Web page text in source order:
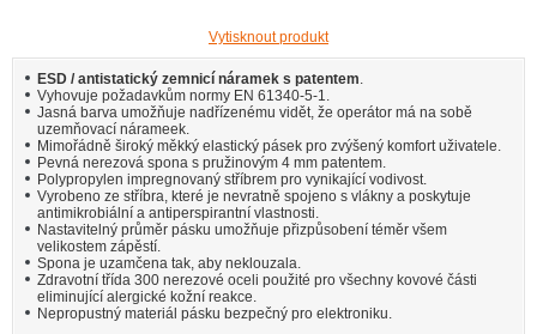
Vytisknout produkt
ESD / antistatický zemnicí náramek s patentem.
Vyhovuje požadavkům normy EN 61340-5-1.
Jasná barva umožňuje nadřízenému vidět, že operátor má na sobě
uzemňovací nárameek.
Mimořádně široký měkký elastický pásek pro zvýšený komfort uživatele.
Pevná nerezová spona s pružinovým 4 mm patentem.
Polypropylen impregnovaný stříbrem pro vynikající vodivost.
Vyrobeno ze stříbra, které je nevratně spojeno s vlákny a poskytuje
antimikrobiální a antiperspirantní vlastnosti.
Nastavitelný průměr pásku umožňuje přizpůsobení téměr všem
velikostem zápěstí.
Spona je uzamčena tak, aby neklouzala.
Zdravotní třída 300 nerezové oceli použité pro všechny kovové části
eliminující alergické kožní reakce.
Nepropustný materiál pásku bezpečný pro elektroniku.